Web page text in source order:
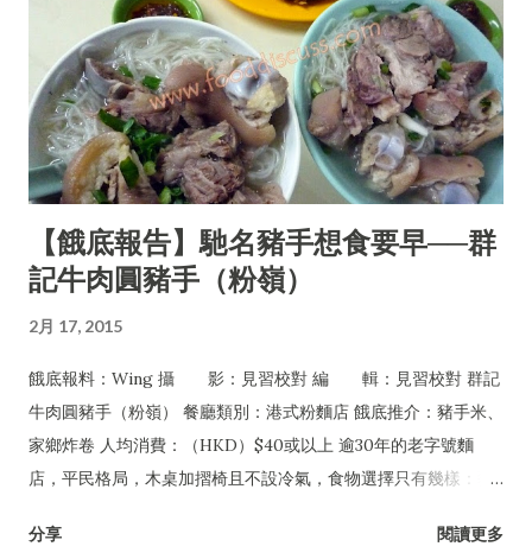
【餓底報告】馳名豬手想食要早──群
記牛肉圓豬手（粉嶺）
2月 17, 2015
餓底報料：Wing 攝 影：見習校對 編 輯：見習校對 群記
牛肉圓豬手（粉嶺） 餐廳類別：港式粉麵店 餓底推介：豬手米、
家鄉炸卷 人均消費：（HKD）$40或以上 逾30年的老字號麵
店，平民格局，木桌加摺椅且不設冷氣，食物選擇只有幾樣：豬
家鄉炸卷。但無論一年四季皆經常爆場，甚至吸引許多名人紅星
分享 閱讀更多